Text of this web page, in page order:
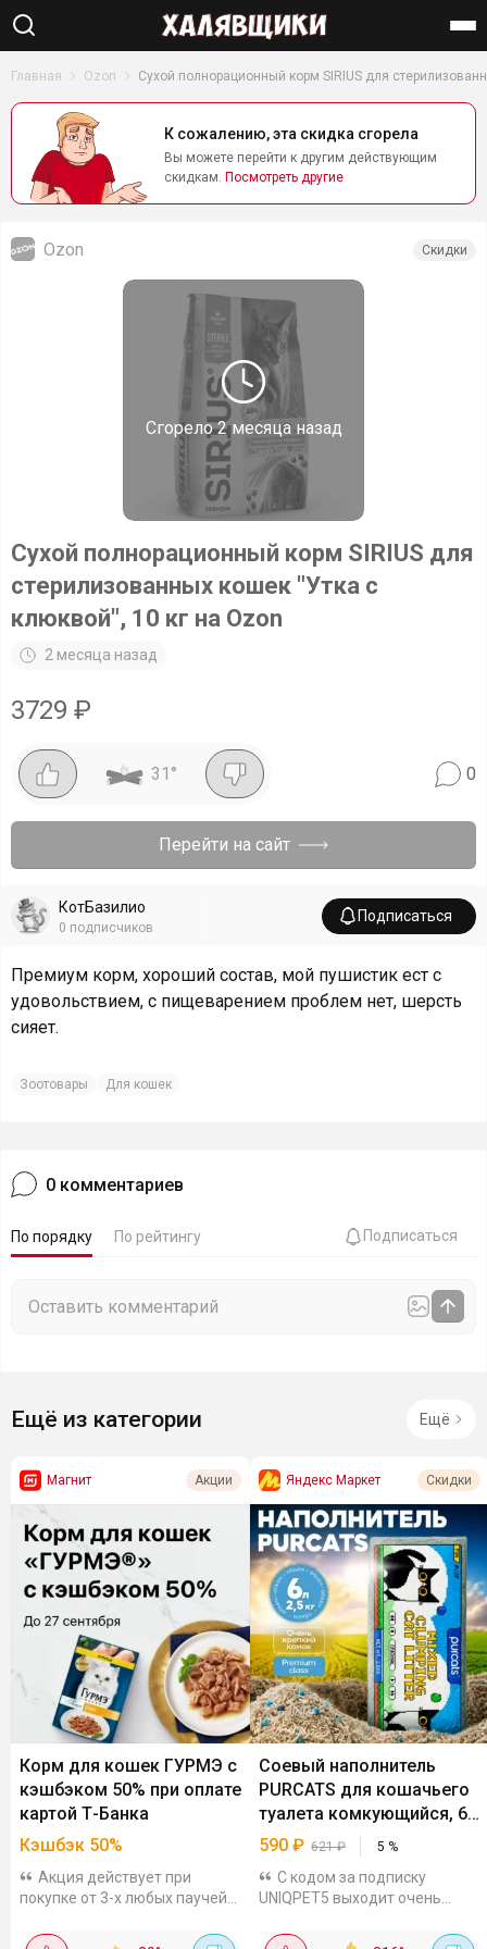
Найти
Главная Ozon Сухой полнорационный корм SIRIUS для
К сожалению, эта скидка сгорела
Вы можете перейти к другим действующим
скидкам. Посмотреть другие
Сгорело2 месяца назад
Ozon Скидки
Сухой полнорационный корм SIRIUS для
стерилизованных кошек "Утка с
клюквой", 10 кг на Ozon
2 месяца назад
3729 ₽
31 ° 0
Перейти на сайт
КотБазилио
0 подписчиков
Подписаться
Премиум корм, хороший состав, мой пушистик ест с
удовольствием, с пищеварением проблем нет, шерсть
сияет.
Зоотовары Для кошек
0 комментариев
По порядку По рейтингу Подписаться
Ещё из категории Ещё
Магнит Акции
Корм для кошек ГУРМЭ с
кэшбэком 50% при оплате
картой Т-Банка
Кэшбэк 50%
Акция действует при
покупке от 3-х любых паучей
онлайн магазинах, кроме
Яндекс Маркет Скидки
Соевый наполнитель
PURCATS для кошачьего
туалета комкующийся, 6
л
590 ₽ 621₽ 5 %
С кодом за подписку
UNIQPET5 выходит очень
площадках от тысячи стоит к